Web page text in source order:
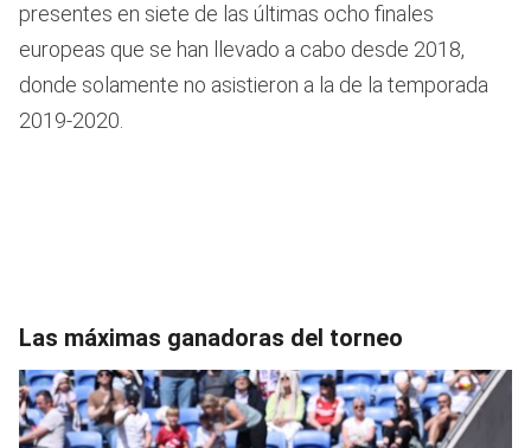
presentes en siete de las últimas ocho finales
europeas que se han llevado a cabo desde 2018,
donde solamente no asistieron a la de la temporada
2019-2020.
Las máximas ganadoras del torneo